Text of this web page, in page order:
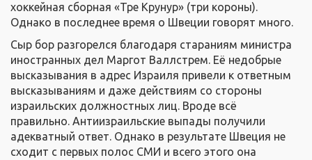
хоккейная сборная «Тре Крунур» (три короны).
Однако в последнее время о Швеции говорят много.
Сыр бор разгорелся благодаря стараниям министра
иностранных дел Маргот Валлстрем. Её недобрые
высказывания в адрес Израиля привели к ответным
высказываниям и даже действиям со стороны
израильских должностных лиц. Вроде всё
правильно. Антиизраильские выпады получили
адекватный ответ. Однако в результате Швеция не
сходит с первых полос СМИ и всего этого она